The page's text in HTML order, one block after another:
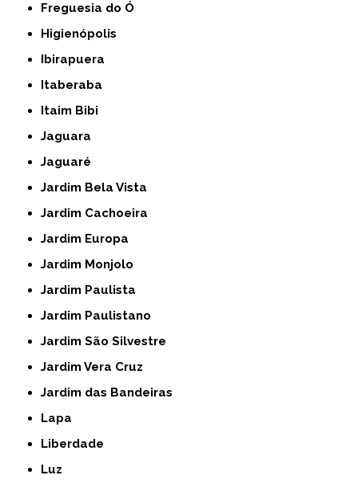
Freguesia do Ó
Higienópolis
Ibirapuera
Itaberaba
Itaim Bibi
Jaguara
Jaguaré
Jardim Bela Vista
Jardim Cachoeira
Jardim Europa
Jardim Monjolo
Jardim Paulista
Jardim Paulistano
Jardim São Silvestre
Jardim Vera Cruz
Jardim das Bandeiras
Lapa
Liberdade
Luz